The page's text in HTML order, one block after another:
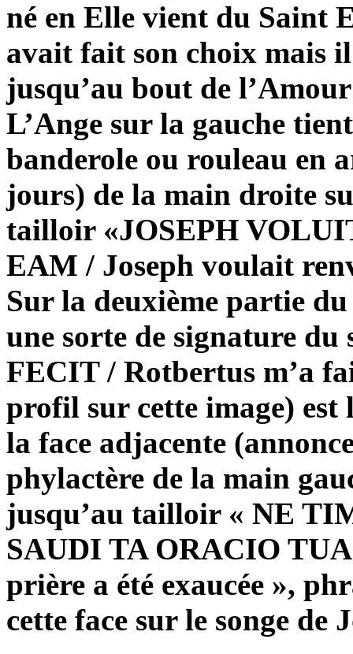
né en Elle vient du Saint
avait fait son choix mais
jusqu’au bout de
L’Ange sur la gauche
banderole ou rouleau en
jours) de la main droite
tailloir «JOSEPH
EAM / Joseph voulait
Sur la deuxième partie
une sorte de signature
FECIT / Rotbertus m’a
profil sur cette image) est
la face adjacente
phylactère de la main
jusqu’au tailloir « NE
SAUDI TA ORACIO
prière a été exaucée »,
cette face sur le songe de